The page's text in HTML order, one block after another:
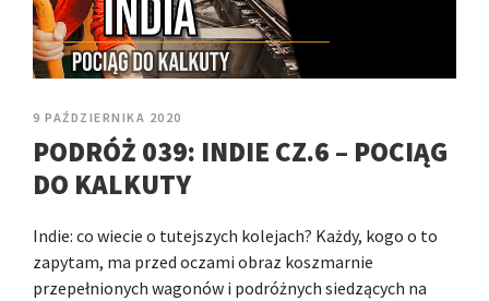
9 PAŹDZIERNIKA 2020
PODRÓŻ 039: INDIE CZ.6 – POCIĄG
DO KALKUTY
Indie: co wiecie o tutejszych kolejach? Każdy, kogo o to
zapytam, ma przed oczami obraz koszmarnie
przepełnionych wagonów i podróżnych siedzących na